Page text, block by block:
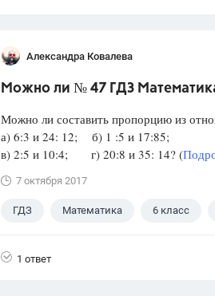
Александра Ковалева
Можно ли № 47 ГДЗ
Можно ли составить пропорцию из
а) 6:3 и 24: 12; б) 1 :5 и 17:85;
в) 2:5 и 10:4; г) 20:8 и 35: 14? (
7 октября 2017
ГДЗ Математика 6 класс
1 ответ